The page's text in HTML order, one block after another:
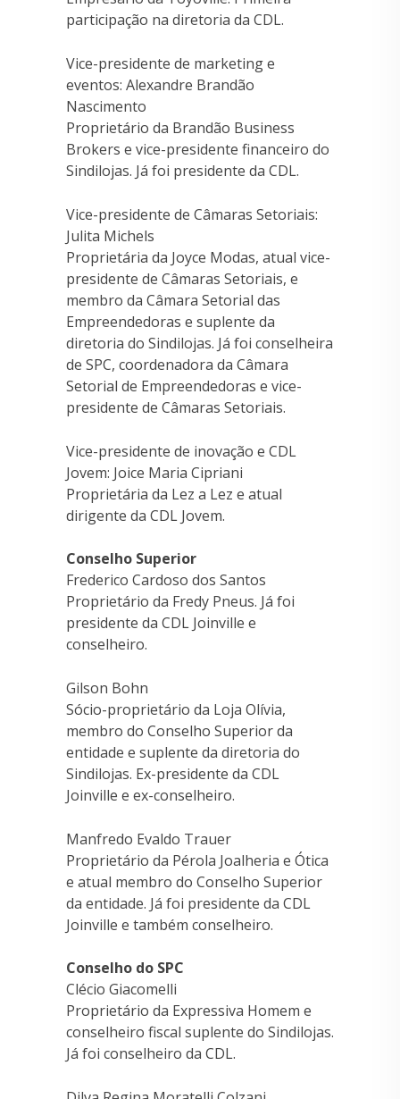
participação na diretoria da CDL.
Vice-presidente de marketing e
eventos: Alexandre Brandão
Nascimento
Proprietário da Brandão Business
Brokers e vice-presidente financeiro do
Sindilojas. Já foi presidente da CDL.
Vice-presidente de Câmaras Setoriais:
Julita Michels
Proprietária da Joyce Modas, atual vice-
presidente de Câmaras Setoriais, e
membro da Câmara Setorial das
Empreendedoras e suplente da
diretoria do Sindilojas. Já foi conselheira
de SPC, coordenadora da Câmara
Setorial de Empreendedoras e vice-
presidente de Câmaras Setoriais.
Vice-presidente de inovação e CDL
Jovem: Joice Maria Cipriani
Proprietária da Lez a Lez e atual
dirigente da CDL Jovem.
Conselho Superior
Frederico Cardoso dos Santos
Proprietário da Fredy Pneus. Já foi
presidente da CDL Joinville e
conselheiro.
Gilson Bohn
Sócio-proprietário da Loja Olívia,
membro do Conselho Superior da
entidade e suplente da diretoria do
Sindilojas. Ex-presidente da CDL
Joinville e ex-conselheiro.
Manfredo Evaldo Trauer
Proprietário da Pérola Joalheria e Ótica
e atual membro do Conselho Superior
da entidade. Já foi presidente da CDL
Joinville e também conselheiro.
Conselho do SPC
Clécio Giacomelli
Proprietário da Expressiva Homem e
conselheiro fiscal suplente do Sindilojas.
Já foi conselheiro da CDL.